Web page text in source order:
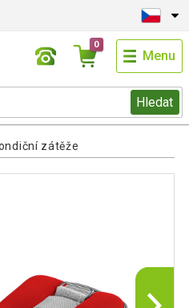
Hledat
0
Menu
zátěže